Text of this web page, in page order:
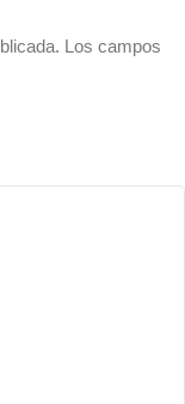
Los campos